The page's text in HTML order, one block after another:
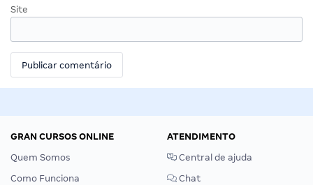
Site
GRAN CURSOS ONLINE
Quem Somos
Como Funciona
ATENDIMENTO
Central de ajuda
Chat